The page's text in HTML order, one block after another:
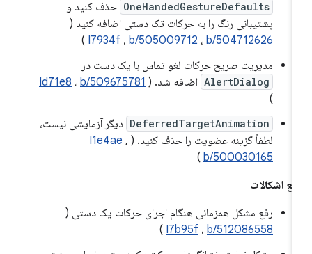
OneHandedGestureDefaults حذف کنید و
پشتیبانی رنگ را به حرکات تک دستی اضافه کنید (
I7934f،b/505009712،b/504712626
)
مدیریت صریح حرکات لغو تماس با یک دست در
AlertDialog اضافه شد. ( Id71e8،b/509675781
DeferredTargetAnimation دیگر آزمایشی نیست،
لطفاً گزینه عضویت را حذف کنید. ( I1e4ae ,
b/500030165
)
اشکالات
رفع مشکل همزمانی هنگام اجرای حرکات یک دستی (
I7b95f،b/512086558
)